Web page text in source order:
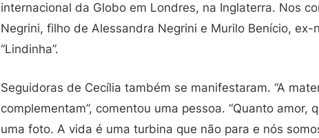
internacional da Globo em Londres, na Inglaterra. Nos
Negrini, filho de Alessandra Negrini e Murilo Benício,
“Lindinha”.
Seguidoras de Cecília também se manifestaram. “A
complementam”, comentou uma pessoa. “Quanto
uma foto. A vida é uma turbina que não para e nós